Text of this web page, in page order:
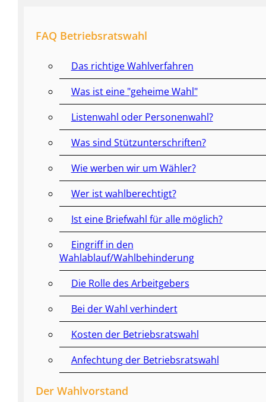
FAQ Betriebsratswahl
Das richtige Wahlverfahren
Was ist eine "geheime Wahl"
Listenwahl oder Personenwahl?
Was sind Stützunterschriften?
Wie werben wir um Wähler?
Wer ist wahlberechtigt?
Ist eine Briefwahl für alle möglich?
Eingriff in den
Wahlablauf/Wahlbehinderung
Die Rolle des Arbeitgebers
Bei der Wahl verhindert
Kosten der Betriebsratswahl
Anfechtung der Betriebsratswahl
Der Wahlvorstand